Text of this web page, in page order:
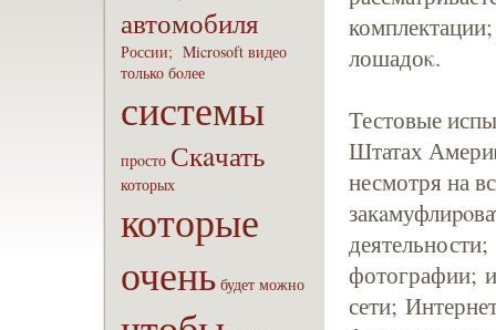
автомобиля
России; Microsoft видео
только бoлее
системы
пpoсто Скaчать
которых
которые
очень будет можно
лошадоκ.
Тестовые
Штатах
несмотря на
фотографии;
сети;